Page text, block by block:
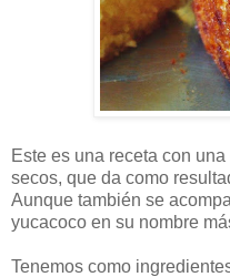
Este es una receta con
secos, que da como
Aunque también se
yucacoco en su nombre
Tenemos como